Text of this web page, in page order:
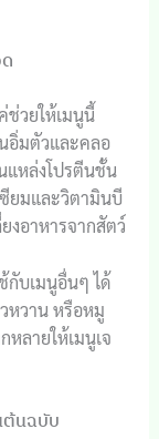
ช่วยให้เมนูนี้
อิ่มตัวและคลอ
แหล่งโปรตีนชั้น
ยมและวิตามินบี
งอาหารจากสัตว์
กับเมนูอื่นๆ ได้
หวาน หรือหมู
ลายให้เมนูเจ
ต้นฉบับ